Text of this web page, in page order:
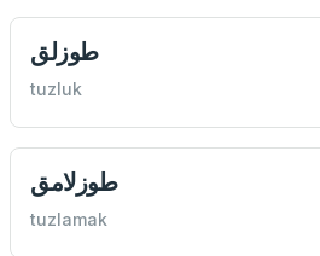
طوزلق
tuzluk
طوزلامق
tuzlamak